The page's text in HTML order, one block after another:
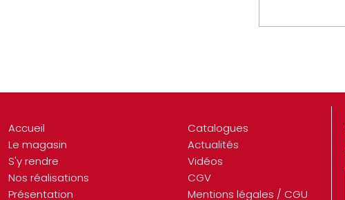
Accueil
Le magasin
S'y rendre
Nos réalisations
Présentation
Catalogues
Actualités
Vidéos
CGV
Mentions légales / CGU